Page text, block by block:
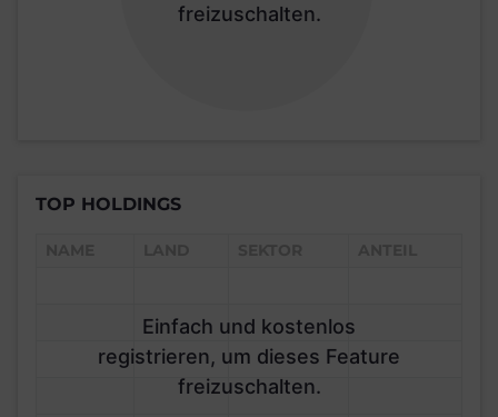
freizuschalten.
TOP HOLDINGS
Einfach und kostenlos
registrieren, um dieses Feature
freizuschalten.